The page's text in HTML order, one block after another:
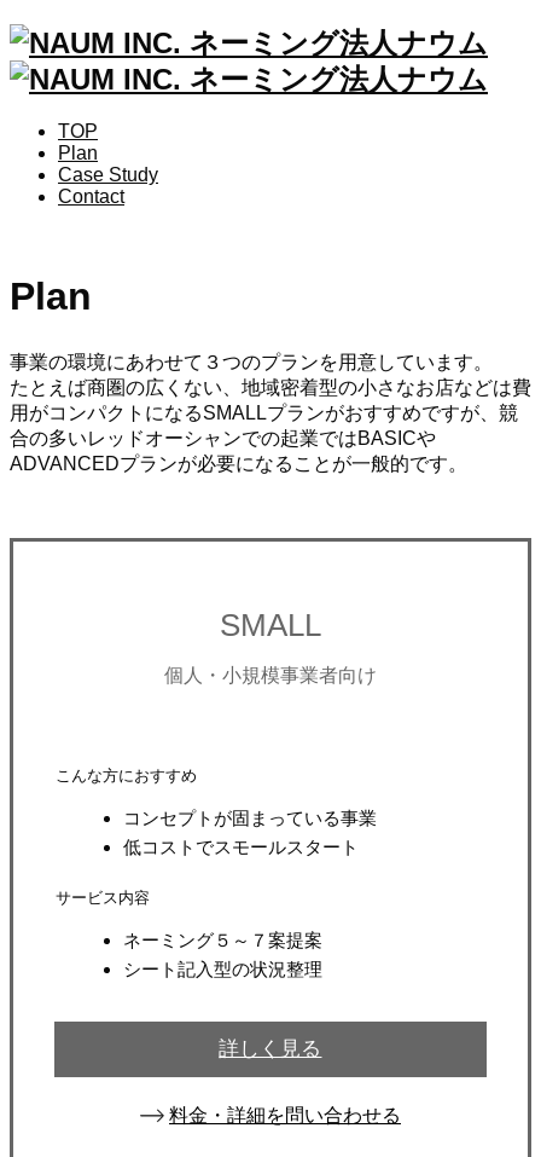
TOP
Plan
Case Study
Contact
Plan
事業の環境にあわせて３つのプランを用意しています。
たとえば商圏の広くない、地域密着型の小さなお店などは費
用がコンパクトになるSMALLプランがおすすめですが、競
合の多いレッドオーシャンでの起業ではBASICや
ADVANCEDプランが必要になることが一般的です。
SMALL
個人・小規模事業者向け
こんな方におすすめ
コンセプトが固まっている事業
低コストでスモールスタート
サービス内容
ネーミング５～７案提案
シート記入型の状況整理
詳しく見る
料金・詳細を問い合わせる